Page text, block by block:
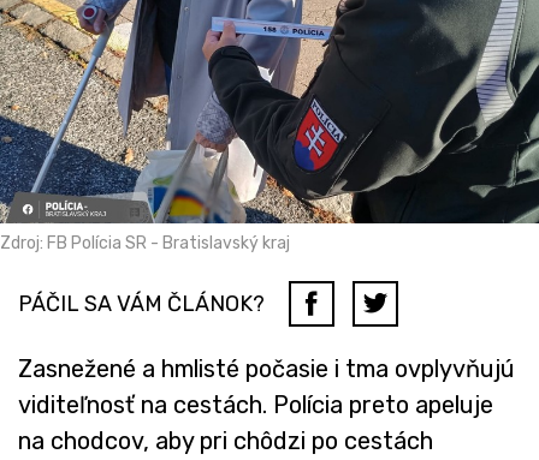
Zdroj: FB Polícia SR - Bratislavský kraj
PÁČIL SA VÁM ČLÁNOK?
Zasnežené a hmlisté počasie i tma ovplyvňujú
viditeľnosť na cestách. Polícia preto apeluje
na chodcov, aby pri chôdzi po cestách